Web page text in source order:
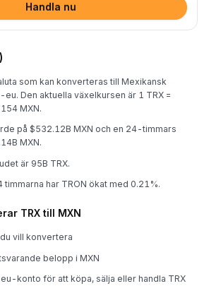
Handla nu
som kan konverteras till Mexikansk
Den aktuella växelkursen är 1 TRX =
MXN.
på $532.12B MXN och en 24-timmars
MXN.
är 95B TRX.
har TRON ökat med 0.21%.
TRX till MXN
vill konvertera
belopp i MXN
konto för att köpa, sälja eller handla TRX